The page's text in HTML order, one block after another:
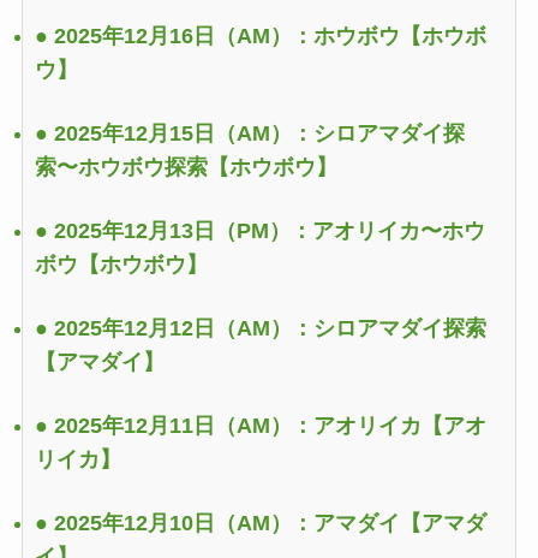
● 2025年12月16日（AM）：ホウボウ 【ホウボ
ウ】
● 2025年12月15日（AM）：シロアマダイ探
索〜ホウボウ探索【ホウボウ】
● 2025年12月13日（PM）：アオリイカ〜ホウ
ボウ 【ホウボウ】
● 2025年12月12日（AM）：シロアマダイ探索
【アマダイ】
● 2025年12月11日（AM）：アオリイカ 【アオ
リイカ】
● 2025年12月10日（AM）：アマダイ 【アマダ